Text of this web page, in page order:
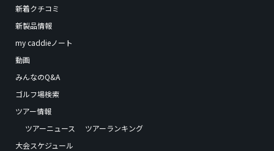
新着クチコミ
新製品情報
my caddieノート
動画
みんなのQ&A
ゴルフ場検索
ツアー情報
ツアーニュース
ツアーランキング
大会スケジュール